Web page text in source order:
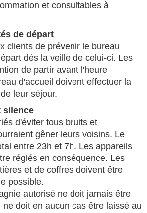
et consultables à
de départ
clients de prévenir le bureau
dès la veille de celui-ci. Les
de partir avant l'heure
d'accueil doivent effectuer la
leur séjour.
silence
d'éviter tous bruits et
gêner leurs voisins. Le
entre 23h et 7h. Les appareils
réglés en conséquence. Les
et de coffres doivent être
possible.
autorisé ne doit jamais être
ne doit en aucun cas être laissé au